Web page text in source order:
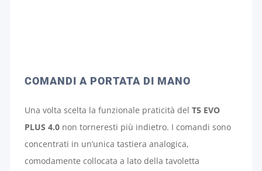
COMANDI A PORTATA DI MANO
Una volta scelta la funzionale praticità del T5 EVO
PLUS 4.0non torneresti più indietro. I comandi sono
concentrati in un’unica tastiera analogica,
comodamente collocata a lato della tavoletta